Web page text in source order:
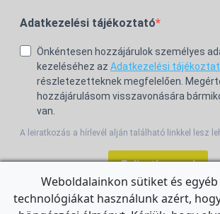
Adatkezelési tájékoztató
Önkéntesen hozzájárulok személyes
kezeléséhez az Adatkezelési
részletezetteknek megfelelően.
hozzájárulásom visszavonására
van.
A leiratkozás a hírlevél alján található linkkel lesz
Feliratkozom!
Weboldalainkon sütiket és
technológiákat használunk azért,